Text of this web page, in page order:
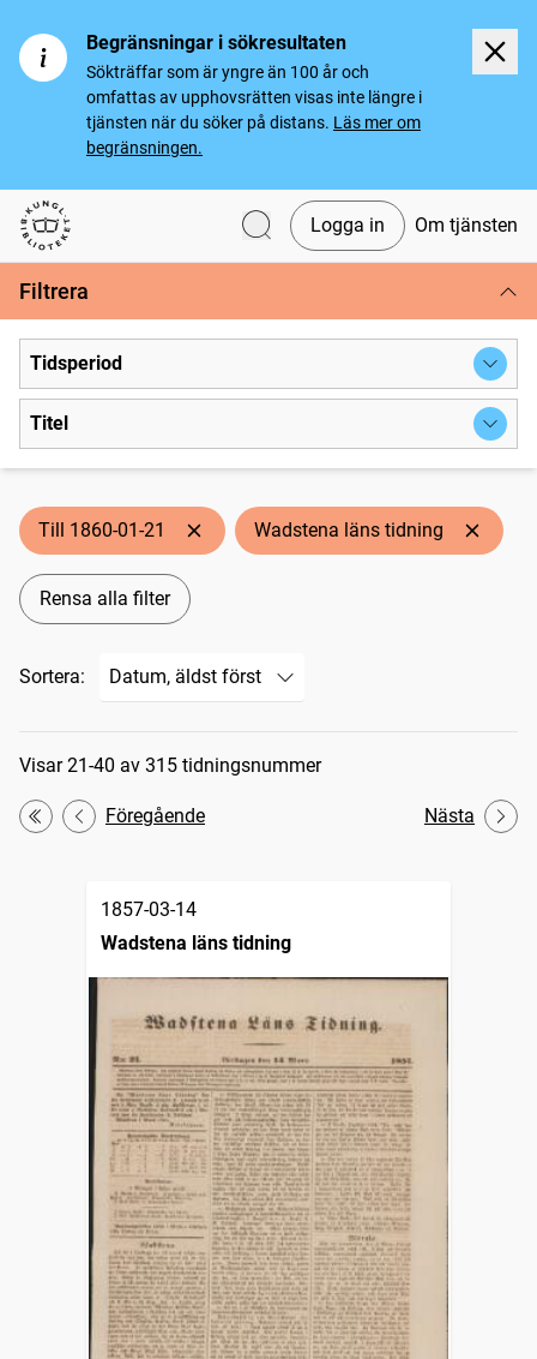
Begränsningar i sökresultaten
Sökträffar som är yngre än 100 år och
omfattas av upphovsrätten visas inte längre i
tjänsten när du söker på distans. Läs mer om
begränsningen.
Svenska tidningar
Logga in Om tjänsten
Filtrera
Tidsperiod
Titel
Till 1860-01-21 Wadstena läns tidning
Rensa alla filter
Sortera:
Sökresultat
Visar 21-40 av 315 tidningsnummer
Första
Föregående Nästa
1857-03-14
Wadstena läns tidning